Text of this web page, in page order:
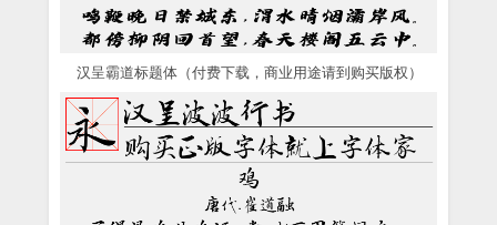
汉呈霸道标题体（付费下载，商业用途请到购买版权）